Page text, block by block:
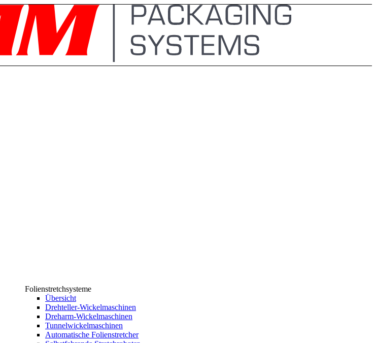
Folienstretchsysteme
Übersicht
Drehteller-Wickelmaschinen
Dreharm-Wickelmaschinen
Tunnelwickelmaschinen
Automatische Folienstretcher